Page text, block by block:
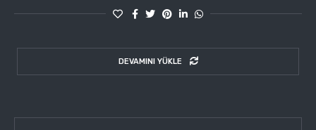
DEVAMINI YÜKLE